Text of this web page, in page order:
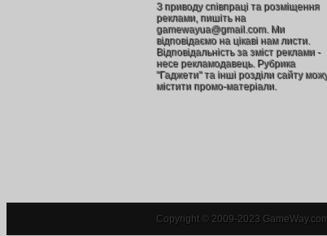
З приводу співпраці та розміщення
реклами, пишіть на
gamewayua@gmail.com. Ми
відповідаємо на цікаві нам листи.
Відповідальність за зміст реклами -
несе рекламодавець. Рубрика
"Гаджети" та інші розділи сайту
містити промо-матеріали.
Copyright © 2009-2023